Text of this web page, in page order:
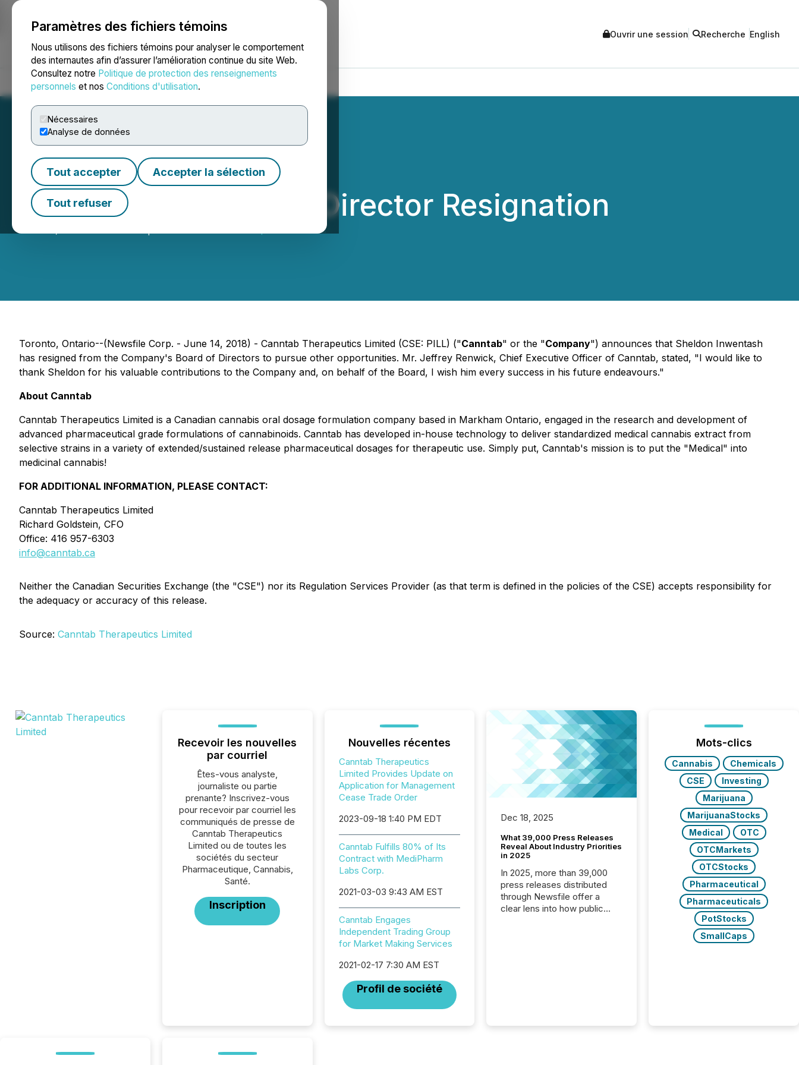
Paramètres des fichiers témoins
Nous utilisons des fichiers témoins pour analyser le comportement
des internautes afin d’assurer l’amélioration continue du site Web.
Consultez notre Politique de protection des renseignements
personnels et nos Conditions d'utilisation.
Nécessaires
Analyse de données
Tout accepter Accepter la sélection
Tout refuser
NEWSFILE Ouvrir une session Recherche English
Accueil À propos Services Salle de presse Blogue
Canntab Announces Director Resignation
Canntab Therapeutics Limited
Toronto, Ontario--(Newsfile Corp. - June 14, 2018) - Canntab Therapeutics Limited (CSE: PILL) ("Canntab" or the "Company") announces that Sheldon Inwentash
has resigned from the Company's Board of Directors to pursue other opportunities. Mr. Jeffrey Renwick, Chief Executive Officer of Canntab, stated, "I would like to
thank Sheldon for his valuable contributions to the Company and, on behalf of the Board, I wish him every success in his future endeavours."
About Canntab
Canntab Therapeutics Limited is a Canadian cannabis oral dosage formulation company based in Markham Ontario, engaged in the research and development of
advanced pharmaceutical grade formulations of cannabinoids. Canntab has developed in-house technology to deliver standardized medical cannabis extract from
selective strains in a variety of extended/sustained release pharmaceutical dosages for therapeutic use. Simply put, Canntab's mission is to put the "Medical" into
medicinal cannabis!
FOR ADDITIONAL INFORMATION, PLEASE CONTACT:
Canntab Therapeutics Limited
Richard Goldstein, CFO
Office: 416 957-6303
info@canntab.ca
Neither the Canadian Securities Exchange (the "CSE") nor its Regulation Services Provider (as that term is defined in the policies of the CSE) accepts responsibility for
the adequacy or accuracy of this release.
Source: Canntab Therapeutics Limited
Recevoir les nouvelles
par courriel
Êtes-vous analyste,
journaliste ou partie
prenante? Inscrivez-vous
pour recevoir par courriel les
communiqués de presse de
Canntab Therapeutics
Limited ou de toutes les
sociétés du secteur
Pharmaceutique, Cannabis,
Santé.
Inscription
Nouvelles récentes
Canntab Therapeutics
Limited Provides Update on
Application for Management
Cease Trade Order
2023-09-18 1:40 PM EDT
Canntab Fulfills 80% of Its
Contract with MediPharm
Labs Corp.
2021-03-03 9:43 AM EST
Canntab Engages
Independent Trading Group
for Market Making Services
2021-02-17 7:30 AM EST
Profil de société
Dec 18, 2025
What 39,000 Press Releases
Reveal About Industry Priorities
in 2025
In 2025, more than 39,000
press releases distributed
through Newsfile offer a
clear lens into how public
where credibility is being
Mots-clics
Cannabis
Chemicals
CSE
Investing
Marijuana
MarijuanaStocks
Medical
OTC
OTCMarkets
OTCStocks
Pharmaceutical
Pharmaceuticals
PotStocks
SmallCaps